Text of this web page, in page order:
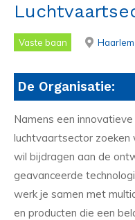
Vaste baan Haarlem
De Organisatie:
Namens een
luchtvaartsector zoeken
wil bijdragen aan de
geavanceerde
werk je samen met
en producten die een